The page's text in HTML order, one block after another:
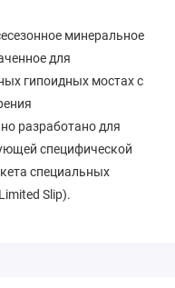
минеральное
для
гипоидных мостах с
разработано для
специфической
специальных
Slip).